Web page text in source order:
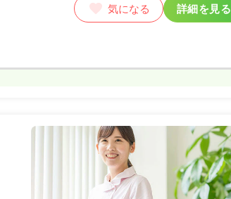
気になる 詳細を見る